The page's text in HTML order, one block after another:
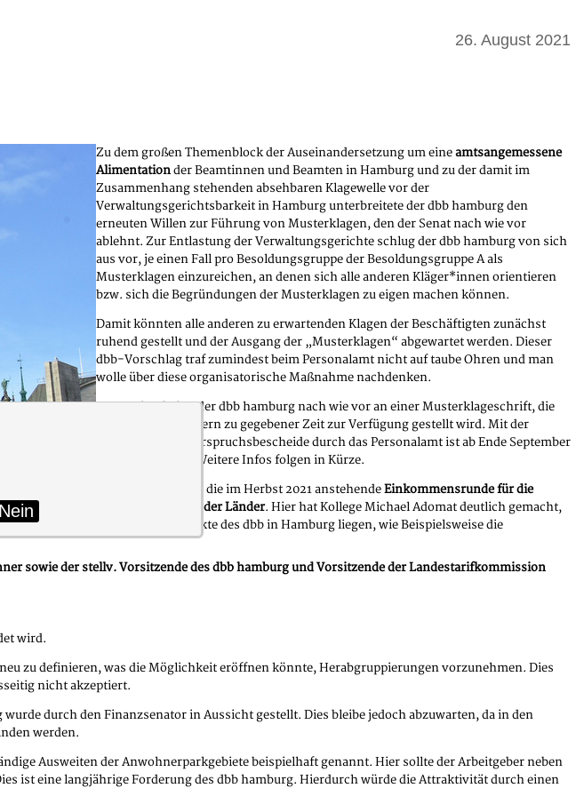
26. August 2021
Foto: Kastner
sowie der stellv. Vorsitzende des dbb hamburg und Vorsitzende der Landestarifkommission
Zu dem großen Themenblock der Auseinandersetzung um eineamtsangemessene
Alimentationder Beamtinnen und Beamten in Hamburg und zu der damit im
Zusammenhang stehenden absehbaren Klagewelle vor der
Verwaltungsgerichtsbarkeit in Hamburg unterbreitete der dbb hamburg den
erneuten Willen zur Führung von Musterklagen, den der Senat nach wie vor
ablehnt. Zur Entlastung der Verwaltungsgerichte schlug der dbb hamburg von sich
aus vor, je einen Fall pro Besoldungsgruppe der Besoldungsgruppe A als
Musterklagen einzureichen, an denen sich alle anderen Kläger*innen orientieren
bzw. sich die Begründungen der Musterklagen zu eigen machen können.
Damit könnten alle anderen zu erwartenden Klagen der Beschäftigten zunächst
ruhend gestellt und der Ausgang der „Musterklagen“ abgewartet werden. Dieser
dbb-Vorschlag traf zumindest beim Personalamt nicht auf taube Ohren und man
wolle über diese organisatorische Maßnahme nachdenken.
Dennoch arbeitet der dbb hamburg nach wie vor an einer Musterklageschrift, die
allen dbb-Mitgliedern zu gegebener Zeit zur Verfügung gestellt wird. Mit der
Erteilung der Widerspruchsbescheide durch das Personalamt ist ab Ende September
2021 zu rechnen. Weitere Infos folgen in Kürze.
Ebenso Thema war die im Herbst 2021 anstehendeEinkommensrunde für die
Tarifbeschäftigten der Länder. Hier hat Kollege Michael Adomat deutlich gemacht,
wo die Schwerpunkte des dbb in Hamburg liegen, wie Beispielsweise die
wird.
zu definieren, was die Möglichkeit eröffnen könnte, Herabgruppierungen vorzunehmen. Dies
nicht akzeptiert.
durch den Finanzsenator in Aussicht gestellt. Dies bleibe jedoch abzuwarten, da in den
werden.
Ausweiten der Anwohnerparkgebiete beispielhaft genannt. Hier sollte der Arbeitgeber neben
ist eine langjährige Forderung des dbb hamburg. Hierdurch würde die Attraktivität durch einen
Nein